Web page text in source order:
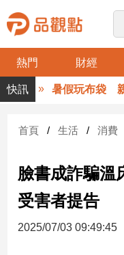
熱門 財經
品
觀
財
台
財
新
暑假玩布袋 親子
首頁 生活 消費
臉書成詐騙
受害者提告
2025/07/03 09:49:45